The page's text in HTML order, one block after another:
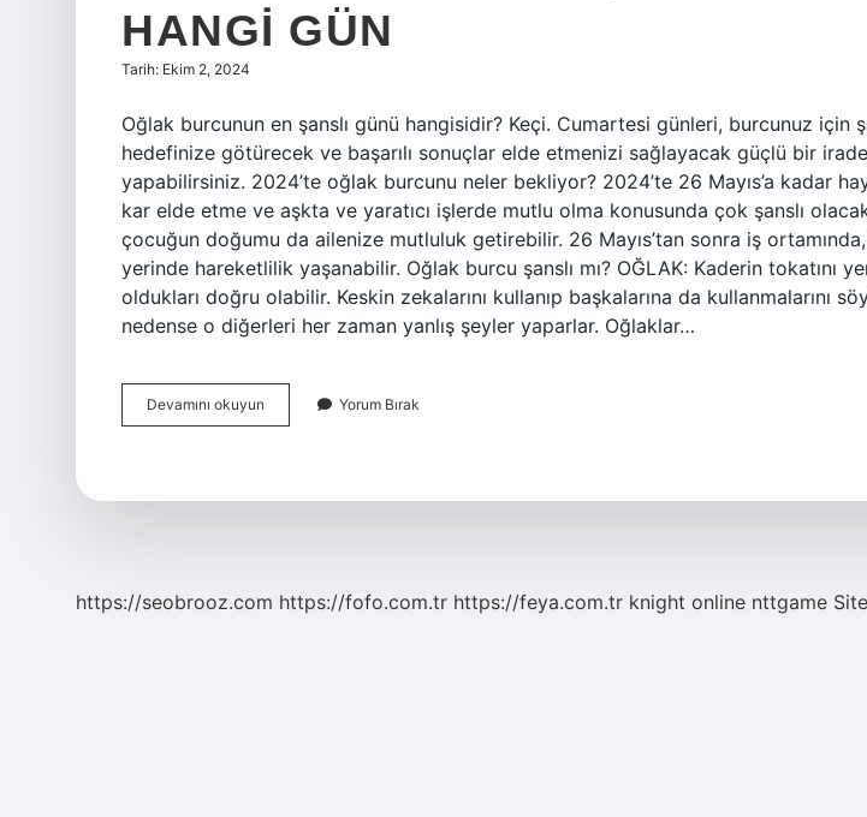
HANGI GÜN
Tarih: Ekim 2, 2024
Oğlak burcunun en şanslı günü hangisidir? Keçi. Cumartesi günleri, burcunuz için
hedefinize götürecek ve başarılı sonuçlar elde etmenizi sağlayacak güçlü bir
yapabilirsiniz. 2024’te oğlak burcunu neler bekliyor? 2024’te 26 Mayıs’a kadar
kar elde etme ve aşkta ve yaratıcı işlerde mutlu olma konusunda çok şanslı
çocuğun doğumu da ailenize mutluluk getirebilir. 26 Mayıs’tan sonra iş
yerinde hareketlilik yaşanabilir. Oğlak burcu şanslı mı? OĞLAK: Kaderin tokatını
oldukları doğru olabilir. Keskin zekalarını kullanıp başkalarına da kullanmalarını
nedense o diğerleri her zaman yanlış şeyler yaparlar. Oğlaklar…
Devamını okuyun
Burcunun
Yorum Bırak
https://seobrooz.com https://fofo.com.tr https://feya.com.tr knight online nttgame